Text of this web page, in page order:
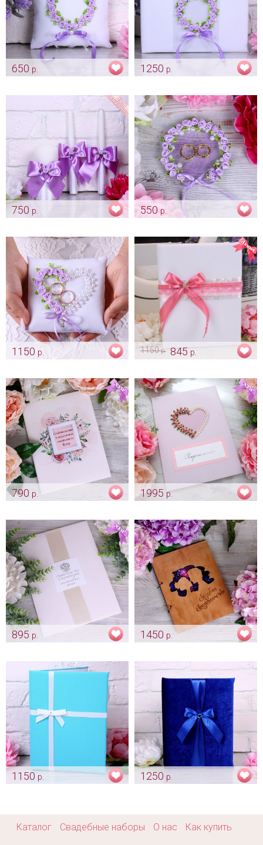
650 р.
1250 р.
750 р.
550р.
Арт: pod_0127
1150 р.
Арт: pod_0072
1150р. 845 р.
790 р.
формат свидетельства А4
Арт: pap_0012
1995 р.
Арт: pap_0029
895 р.
свидетельства А4
Арт: pap_0159
1450 р.
Арт: pap_0018
1150 р.
1250 р.
Каталог Свадебные наборы О нас Как купить